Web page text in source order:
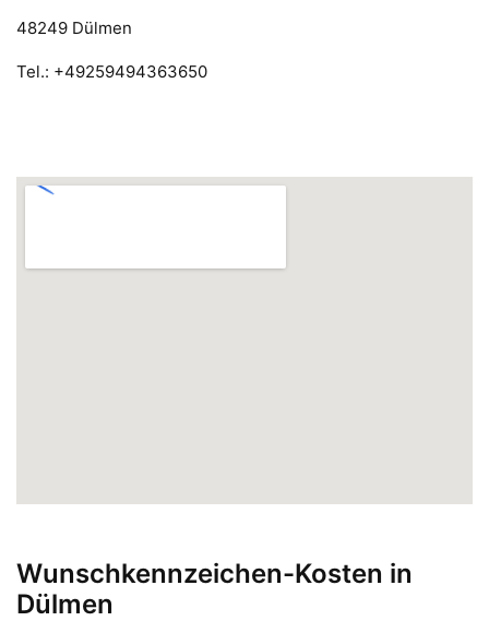
48249 Dülmen
Tel.: +49259494363650
Wunschkennzeichen-Kosten in
Dülmen